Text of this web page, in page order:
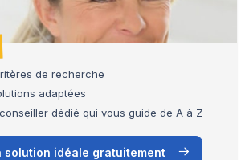
de recherche
adaptées
dédié qui vous guide de A à Z
solution idéale gratuitement